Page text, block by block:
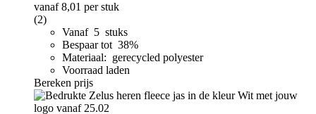
vanaf8,01 per stuk
(2)
Vanaf 5 stuks
Bespaar tot 38%
Materiaal: gerecycled polyester
Voorraad laden
Bereken prijs